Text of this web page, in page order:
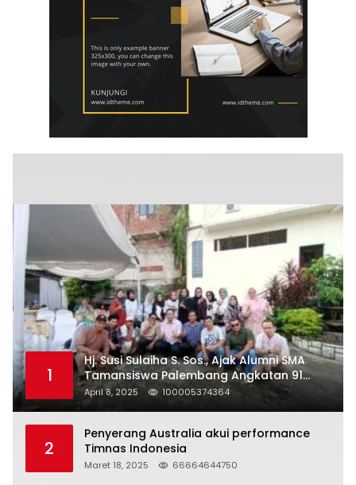
1
Hj. Susi Sulaiha S. Sos., Ajak Alumni SMA
Tamansiswa Palembang Angkatan 91
Halal Bihalal
April 8, 2025 100005374364
2
Penyerang Australia akui performance
Timnas Indonesia
Maret 18, 2025 66664644750